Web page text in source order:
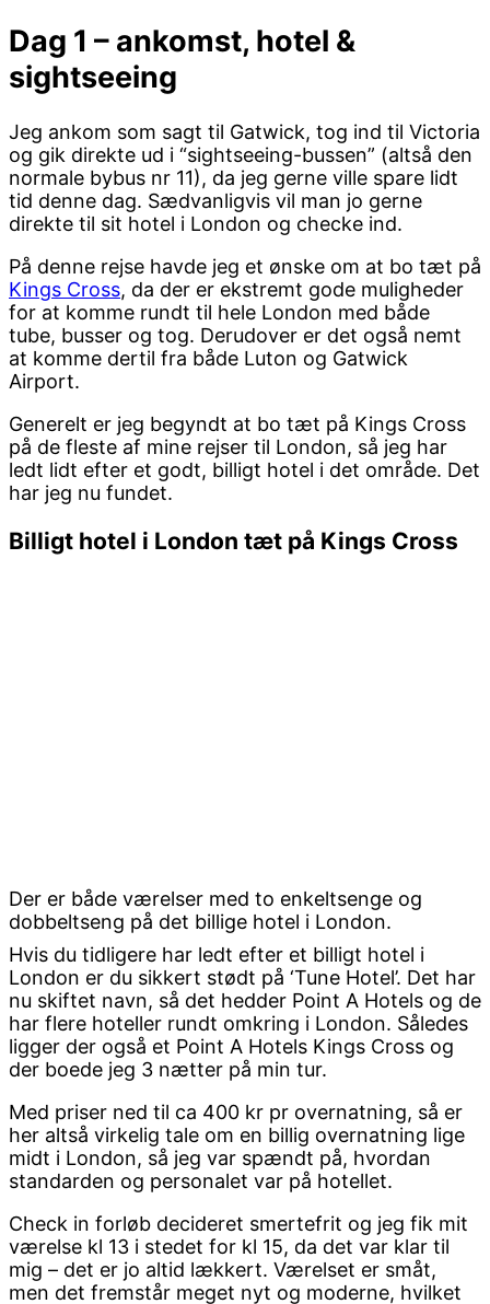
Dag 1 – ankomst, hotel &
sightseeing
Jeg ankom som sagt til Gatwick, tog ind til Victoria
og gik direkte ud i “sightseeing-bussen” (altså den
normale bybus nr 11), da jeg gerne ville spare lidt
tid denne dag. Sædvanligvis vil man jo gerne
direkte til sit hotel i London og checke ind.
På denne rejse havde jeg et ønske om at bo tæt på
Kings Cross, da der er ekstremt gode muligheder
for at komme rundt til hele London med både
tube, busser og tog. Derudover er det også nemt
at komme dertil fra både Luton og Gatwick
Airport.
Generelt er jeg begyndt at bo tæt på Kings Cross
på de fleste af mine rejser til London, så jeg har
ledt lidt efter et godt, billigt hotel i det område. Det
har jeg nu fundet.
Billigt hotel i London tæt på Kings Cross
Der er både værelser med to enkeltsenge og
dobbeltseng på det billige hotel i London.
Hvis du tidligere har ledt efter et billigt hotel i
London er du sikkert stødt på ‘Tune Hotel’. Det har
nu skiftet navn, så det hedder Point A Hotels og de
har flere hoteller rundt omkring i London. Således
ligger der også et Point A Hotels Kings Cross og
der boede jeg 3 nætter på min tur.
Med priser ned til ca 400 kr pr overnatning, så er
her altså virkelig tale om en billig overnatning lige
midt i London, så jeg var spændt på, hvordan
standarden og personalet var på hotellet.
Check in forløb decideret smertefrit og jeg fik mit
værelse kl 13 i stedet for kl 15, da det var klar til
mig – det er jo altid lækkert. Værelset er småt,
men det fremstår meget nyt og moderne, hvilket